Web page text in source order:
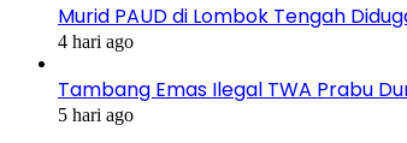
Murid PAUD di Lombok Tengah
4 hari ago
Tambang Emas Ilegal TWA Prabu
5 hari ago